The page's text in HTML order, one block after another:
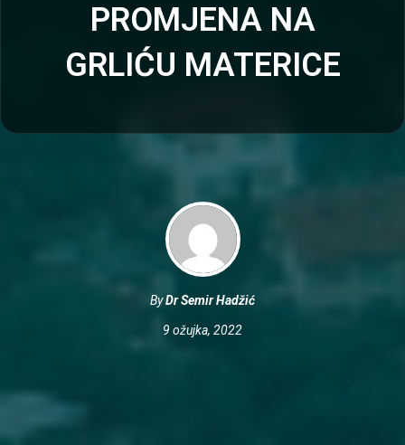
PROMJENA NA
GRLIĆU MATERICE
ByDr Semir Hadžić
9 ožujka, 2022